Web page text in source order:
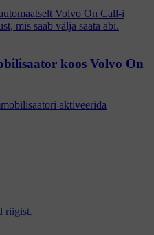
riigist.
Volvo On Call-i
mis saab välja saata abi.
koos Volvo On
aktiveerida